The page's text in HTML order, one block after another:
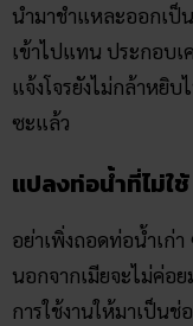
นำมาชำแหละออกเป็
เข้าไปแทน ประกอบเ
แจ้งโจรยังไม่กล้าหยิ
ซะแล้ว
แปลงท่อน้ำที่ไม่ใช้
อย่าเพิ่งถอดท่อน้ำเก่า
นอกจากเมียจะไม่ค่อ
การใช้งานให้มาเป็น